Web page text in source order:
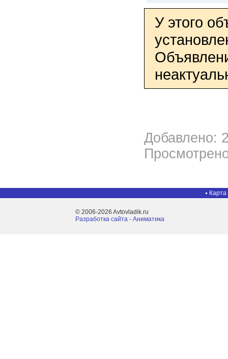
У этого
Добавлено:
Карта
© 2006-2026 Avtovladik.ru
Разработка сайта - Aниматика